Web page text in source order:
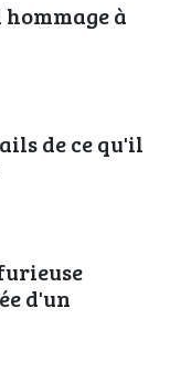
à
de ce qu'il
d'un